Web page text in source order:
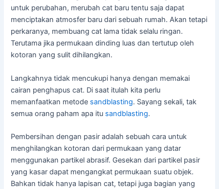
untuk perubahan, merubah cat baru tentu saja dapat
menciptakan atmosfer baru dari sebuah rumah. Akan tetapi
perkaranya, membuang cat lama tidak selalu ringan.
Terutama jika permukaan dinding luas dan tertutup oleh
kotoran yang sulit dihilangkan.
Langkahnya tidak mencukupi hanya dengan memakai
cairan penghapus cat. Di saat itulah kita perlu
memanfaatkan metode sandblasting. Sayang sekali, tak
semua orang paham apa itu sandblasting.
Pembersihan dengan pasir adalah sebuah cara untuk
menghilangkan kotoran dari permukaan yang datar
menggunakan partikel abrasif. Gesekan dari partikel pasir
yang kasar dapat mengangkat permukaan suatu objek.
Bahkan tidak hanya lapisan cat, tetapi juga bagian yang